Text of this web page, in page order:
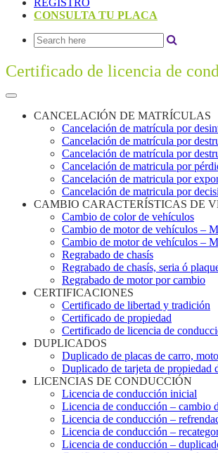
REGISTRO
CONSULTA TU PLACA
Certificado de licencia de
CANCELACIÓN DE MATRÍCULAS
Cancelación de matrícula por
Cancelación de matrícula por
Cancelación de matrícula por
Cancelación de matricula por
Cancelación de matricula por
Cancelación de matricula por
CAMBIO CARACTERÍSTICAS DE
Cambio de color de vehículos
Cambio de motor de vehículos –
Cambio de motor de vehículos –
Regrabado de chasís
Regrabado de chasís, seria ó
Regrabado de motor por cambio
CERTIFICACIONES
Certificado de libertad y tradición
Certificado de propiedad
Certificado de licencia de
DUPLICADOS
Duplicado de placas de carro,
Duplicado de tarjeta de propiedad
LICENCIAS DE CONDUCCIÓN
Licencia de conducción inicial
Licencia de conducción – cambio
Licencia de conducción –
Licencia de conducción –
Licencia de conducción –